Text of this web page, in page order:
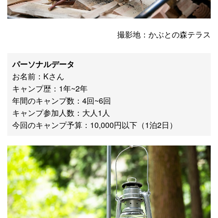
撮影地：かぶとの森テラス
パーソナルデータ
お名前：Kさん
キャンプ歴：1年~2年
年間のキャンプ数：4回~6回
キャンプ参加人数：大人1人
今回のキャンプ予算：10,000円以下（1泊2日）